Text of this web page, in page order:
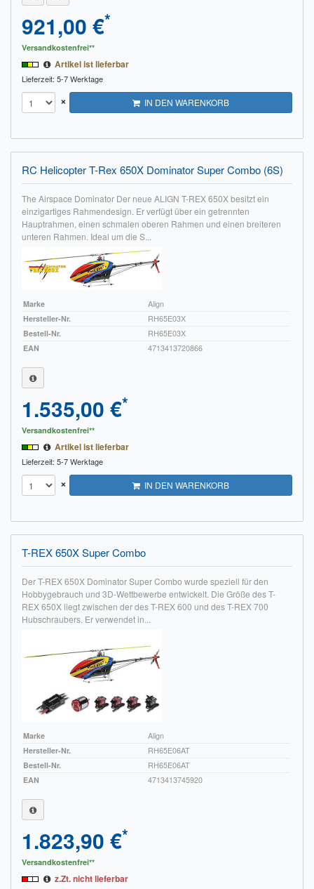
921,00 €*
Versandkostenfrei**
Artikel ist lieferbar
Lieferzeit: 5-7 Werktage
× IN DEN WARENKORB
RC Helicopter T-Rex 650X Dominator Super Combo (6S)
The Airspace Dominator Der neue ALIGN T-REX 650X besitzt ein
einzigartiges Rahmendesign. Er verfügt über ein getrennten
Hauptrahmen, einen schmalen oberen Rahmen und einen breiteren
unteren Rahmen. Ideal um die S...
Marke
Align
Hersteller-Nr.
RH65E03X
Bestell-Nr.
RH65E03X
EAN
4713413720866
1.535,00 €*
Versandkostenfrei**
Artikel ist lieferbar
Lieferzeit: 5-7 Werktage
× IN DEN WARENKORB
T-REX 650X Super Combo
Der T-REX 650X Dominator Super Combo wurde speziell für den
Hobbygebrauch und 3D-Wettbewerbe entwickelt. Die Größe des T-
REX 650X liegt zwischen der des T-REX 600 und des T-REX 700
Hubschraubers. Er verwendet in...
Marke
Align
Hersteller-Nr.
RH65E06AT
Bestell-Nr.
RH65E06AT
EAN
4713413745920
1.823,90 €*
Versandkostenfrei**
z.Zt. nicht lieferbar